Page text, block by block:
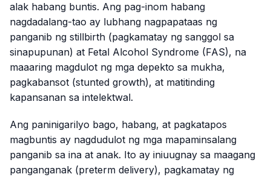
alak habang buntis. Ang pag-inom habang
nagdadalang-tao ay lubhang nagpapataas ng
panganib ng stillbirth (pagkamatay ng sanggol sa
sinapupunan) at Fetal Alcohol Syndrome (FAS), na
maaaring magdulot ng mga depekto sa mukha,
pagkabansot (stunted growth), at matitinding
kapansanan sa intelektwal.
Ang paninigarilyo bago, habang, at pagkatapos
magbuntis ay nagdudulot ng mga mapaminsalang
panganib sa ina at anak. Ito ay iniuugnay sa maagang
panganganak (preterm delivery), pagkamatay ng